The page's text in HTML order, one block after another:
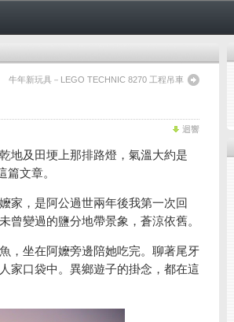
牛年新玩具－LEGO TECHNIC 8270 工程吊車
迴響
地及田埂上那排路燈，氣溫大約是
文章。
家，是阿公過世兩年後我第一次回
曾變過的鹽分地帶景象，蒼涼依舊。
，坐在阿嬤旁邊陪她吃完。聊著尾牙
家口袋中。異鄉遊子的掛念，都在這